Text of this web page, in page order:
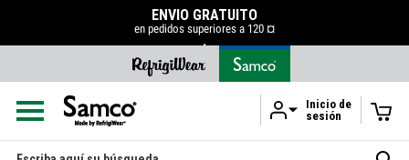
Ir al contenido principal
ENVÍO GRATUITO
en pedidos superiores a 120 ¤
.
Inicio de
sesión
Buscar